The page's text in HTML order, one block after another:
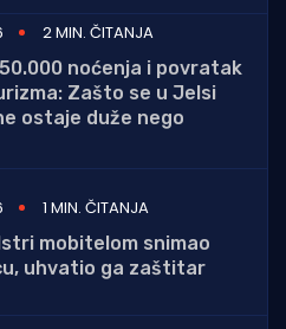
2 MIN. ČITANJA
noćenja i povratak
Zašto se u Jelsi
ostaje duže nego
1 MIN. ČITANJA
mobitelom snimao
uhvatio ga zaštitar